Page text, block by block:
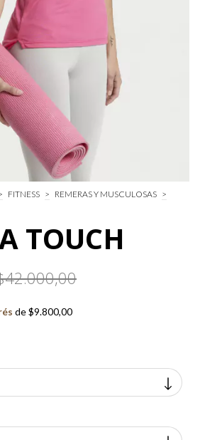
FITNESS > REMERAS Y MUSCULOSAS >
TOUCH
de$9.800,00